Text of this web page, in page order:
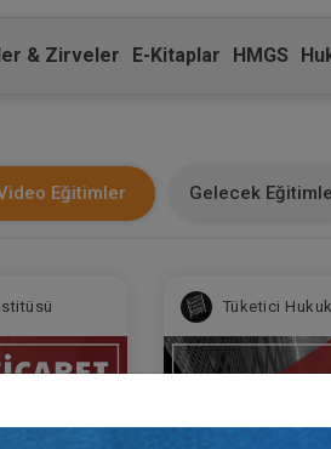
& Zirveler E-Kitaplar HMGS
Eğitimler Gelecek
Tüketici